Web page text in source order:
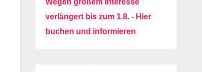
Wegen großem Interesse
verlängert bis zum 1.8. - Hier
buchen und informieren